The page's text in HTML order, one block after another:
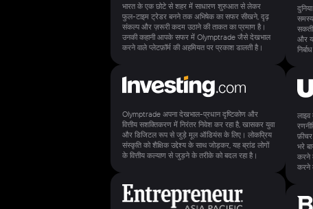
भारत के एक छोटे से शहर में साधारण शुरुआत से लेकर
फुल-टाइम ट्रेडर बनने तक अभिषेक का सफर सीखने, दृढ़
संकल्प और ज़रूरी कदम उठाने की ताकत का प्रमाण है।
उनकी कहानी आपके सफर में Olymptrade जैसे देखभाल
करने वाले प्लेटफ़ॉर्म की अहमियत पर प्रकाश डालती है।
Olymptrade अपना देखभाल-प्रधान दृष्टिकोण और
वित्तीय सशक्तिकरण में निरंतर निवेश कर रहा है, खासकर युवा
और डिजिटल रूप से जुड़े मूल ऑडियंस के लिए। लोकप्रिय
संस्कृति को शैक्षिक उद्देश्य के साथ जोड़कर, यह ब्रांड लोगों
के वित्तीय कल्याण से जुड़ने के तरीके को बदल रहा है।
और
भरे
करने
करने